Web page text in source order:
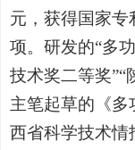
元，获得国家专
项。研发的“多
技术奖二等奖”“
主笔起草的《
西省科学技术情